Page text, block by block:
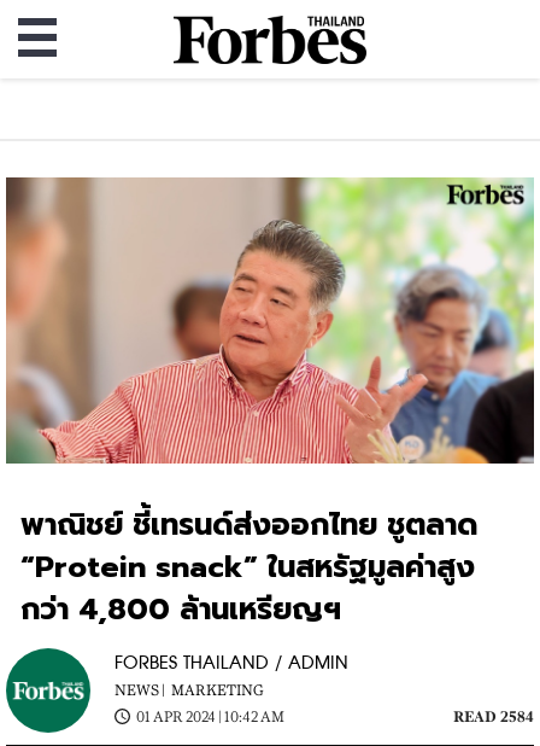
พาณิชย์ ชี้เทรนด์ส่งออกไทย ชูตลาด
“Protein snack” ในสหรัฐมูลค่าสูง
กว่า 4,800 ล้านเหรียญฯ
FORBES THAILAND / ADMIN
NEWS | MARKETING
01 APR 2024 | 10:42 AM
READ 2584